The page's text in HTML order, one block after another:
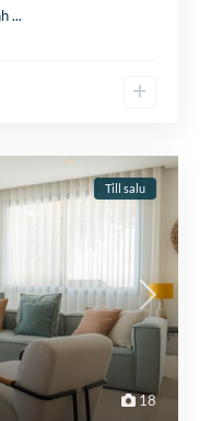
...
18
Till salu